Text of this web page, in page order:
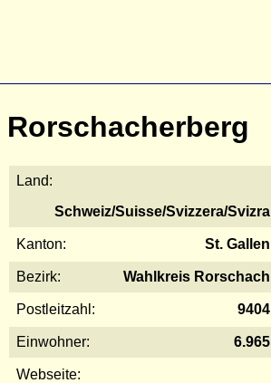
Rorschacherberg
Land:
Schweiz/Suisse/Svizzera/Svizra
Kanton: St. Gallen
Bezirk: Wahlkreis Rorschach
Postleitzahl: 9404
Einwohner: 6.965
Webseite: